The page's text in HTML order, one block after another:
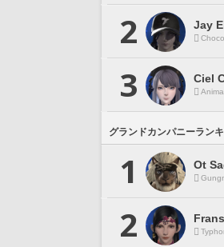
2 Jay
3 Ciel
グランドカンパニーラン
1 Ot
2